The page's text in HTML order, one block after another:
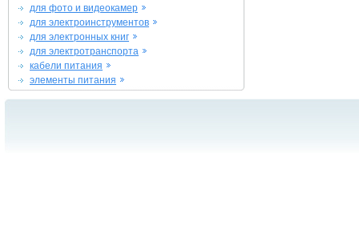
для фото и видеокамер
для электроинструментов
для электронных книг
для электротранспорта
кабели питания
элементы питания